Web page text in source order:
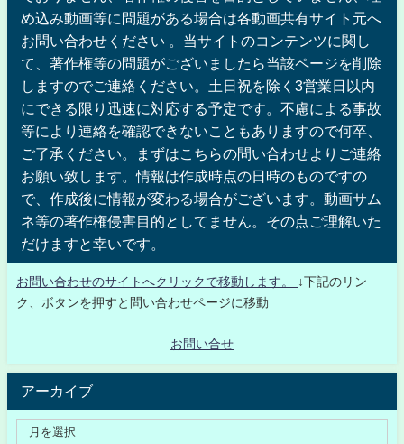
め込み動画等に問題がある場合は各動画共有サイト元へ
お問い合わせください 。当サイトのコンテンツに関し
て、著作権等の問題がございましたら当該ページを削除
しますのでご連絡ください。土日祝を除く3営業日以内
にできる限り迅速に対応する予定です。不慮による事故
等により連絡を確認できないこともありますので何卒、
ご了承ください。まずはこちらの問い合わせよりご連絡
お願い致します。情報は作成時点の日時のものですの
で、作成後に情報が変わる場合がございます。動画サム
ネ等の著作権侵害目的としてません。その点ご理解いた
だけますと幸いです。
お問い合わせのサイトへクリックで移動します。
↓下記のリン
ク、ボタンを押すと問い合わせページに移動
お問い合せ
アーカイブ